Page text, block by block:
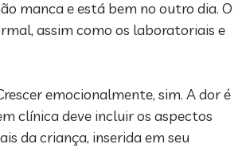
manca e está bem no outro dia. ⁣O
assim como os laboratoriais e
emocionalmente, sim. A dor é
clínica deve incluir os aspectos
da criança, inserida em seu